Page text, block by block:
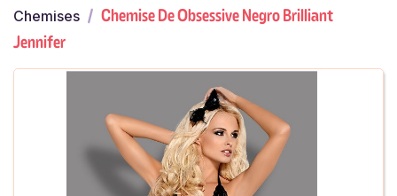
Chemises
Chemise De Obsessive Negro Brilliant
Jennifer